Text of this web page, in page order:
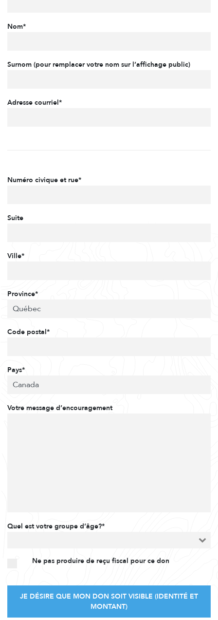
Nom*
Surnom (pour remplacer votre nom sur l’affichage public)
Adresse courriel*
Numéro civique et rue*
Suite
Ville*
Province*
Code postal*
Pays*
Votre message d’encouragement
Quel est votre groupe d’âge?*
Ne pas produire de reçu fiscal pour ce don
JE DÉSIRE QUE MON DON SOIT VISIBLE (IDENTITÉ ET
MONTANT)